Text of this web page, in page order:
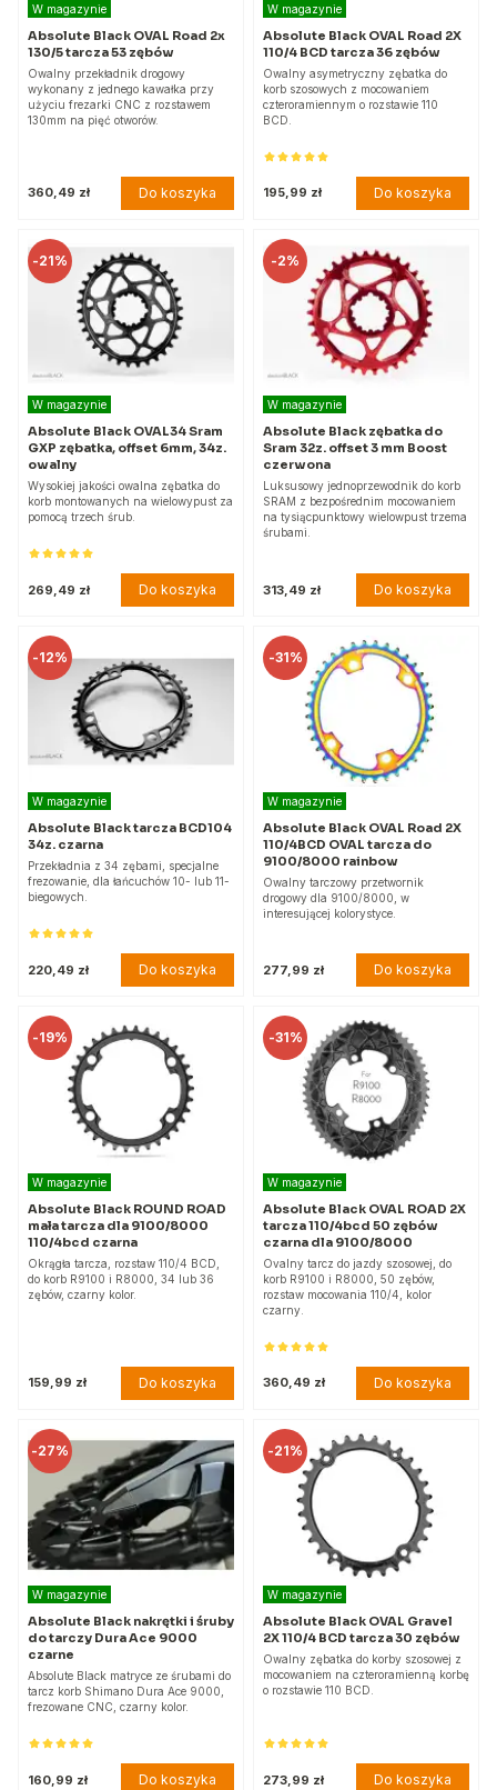
W magazynie
Absolute Black OVAL Road 2x
130/5 tarcza 53 zębów
Owalny przekładnik drogowy
wykonany z jednego kawałka przy
użyciu frezarki CNC z rozstawem
130mm na pięć otworów.
360,49 zł Do koszyka
W magazynie
Absolute Black OVAL Road 2X
110/4 BCD tarcza 36 zębów
Owalny asymetryczny zębatka do
korb szosowych z mocowaniem
czteroramiennym o rozstawie 110
BCD.
195,99 zł Do koszyka
-21%
W magazynie
Absolute Black OVAL34 Sram
GXP zębatka, offset 6mm, 34z.
owalny
Wysokiej jakości owalna zębatka do
korb montowanych na wielowypust za
pomocą trzech śrub.
269,49 zł Do koszyka
-2%
W magazynie
Absolute Black zębatka do
Sram 32z. offset 3 mm Boost
czerwona
Luksusowy jednoprzewodnik do korb
SRAM z bezpośrednim mocowaniem
na tysiącpunktowy wielowpust trzema
śrubami.
313,49 zł Do koszyka
-12%
W magazynie
Absolute Black tarcza BCD104
34z. czarna
Przekładnia z 34 zębami, specjalne
frezowanie, dla łańcuchów 10- lub 11-
biegowych.
220,49 zł Do koszyka
-31%
W magazynie
Absolute Black OVAL Road 2X
110/4BCD OVAL tarcza do
9100/8000 rainbow
Owalny tarczowy przetwornik
drogowy dla 9100/8000, w
interesującej kolorystyce.
277,99 zł Do koszyka
-19%
W magazynie
Absolute Black ROUND ROAD
mała tarcza dla 9100/8000
110/4bcd czarna
Okrągła tarcza, rozstaw 110/4 BCD,
do korb R9100 i R8000, 34 lub 36
zębów, czarny kolor.
159,99 zł Do koszyka
-31%
W magazynie
Absolute Black OVAL ROAD 2X
tarcza 110/4bcd 50 zębów
czarna dla 9100/8000
Ovalny tarcz do jazdy szosowej, do
korb R9100 i R8000, 50 zębów,
rozstaw mocowania 110/4, kolor
czarny.
360,49 zł Do koszyka
-27%
W magazynie
Absolute Black nakrętki i śruby
do tarczy Dura Ace 9000
czarne
Absolute Black matryce ze śrubami do
tarcz korb Shimano Dura Ace 9000,
frezowane CNC, czarny kolor.
160,99 zł Do koszyka
-21%
W magazynie
Absolute Black OVAL Gravel
2X 110/4 BCD tarcza 30 zębów
Owalny zębatka do korby szosowej z
mocowaniem na czteroramienną korbę
o rozstawie 110 BCD.
273,99 zł Do koszyka